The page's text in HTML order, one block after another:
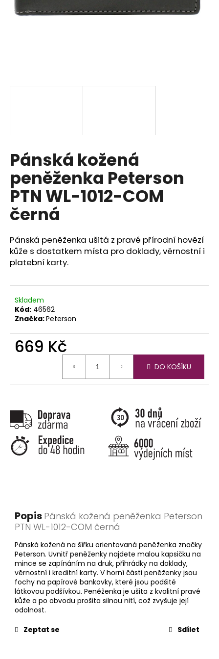
Pánská kožená
peněženka Peterson
PTN WL-1012-COM
černá
Pánská peněženka ušitá z pravé přírodní hovězí
kůže s dostatkem místa pro doklady, věrnostní i
platební karty.
Skladem
Kód: 46562
Značka:Peterson
669 Kč
DO KOŠÍKU
Popis Pánská kožená peněženka Peterson
PTN WL-1012-COM černá
Pánská kožená na šířku orientovaná peněženka značky
Peterson. Uvnitř peněženky najdete malou kapsičku na
mince se zapínáním na druk, přihrádky na doklady,
věrnostní i kreditní karty. V horní části peněženky jsou
fochy na papírové bankovky, které jsou podšité
látkovou podšívkou. Peněženka je ušita z kvalitní pravé
kůže a po obvodu prošita silnou nití, což zvyšuje její
odolnost.
Zeptat se
Sdílet
a
D
o
p
o
r
u
č
j
e
m